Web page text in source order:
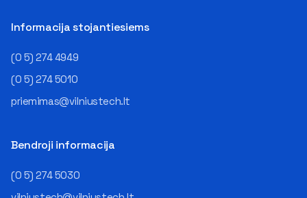
Informacija stojantiesiems
(0 5) 274 4949
(0 5) 274 5010
priemimas@vilniustech.lt
Bendroji informacija
(0 5) 274 5030